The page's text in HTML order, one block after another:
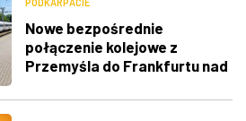
Nowe bezpośrednie
połączenie kolejowe z
Przemyśla do Frankfurtu nad